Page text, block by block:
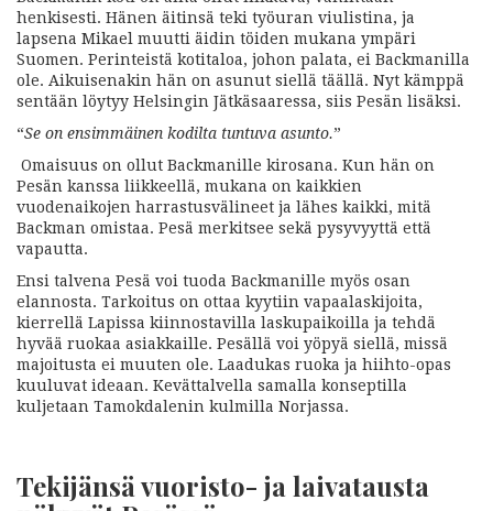
henkisesti. Hänen äitinsä teki työuran viulistina, ja
lapsena Mikael muutti äidin töiden mukana ympäri
Suomen. Perinteistä kotitaloa, johon palata, ei Backmanilla
ole. Aikuisenakin hän on asunut siellä täällä. Nyt kämppä
sentään löytyy Helsingin Jätkäsaaressa, siis Pesän lisäksi.
“Se on ensimmäinen kodilta tuntuva asunto.”
Omaisuus on ollut Backmanille kirosana. Kun hän on
Pesän kanssa liikkeellä, mukana on kaikkien
vuodenaikojen harrastusvälineet ja lähes kaikki, mitä
Backman omistaa. Pesä merkitsee sekä pysyvyyttä että
vapautta.
Ensi talvena Pesä voi tuoda Backmanille myös osan
elannosta. Tarkoitus on ottaa kyytiin vapaalaskijoita,
kierrellä Lapissa kiinnostavilla laskupaikoilla ja tehdä
hyvää ruokaa asiakkaille. Pesällä voi yöpyä siellä, missä
majoitusta ei muuten ole. Laadukas ruoka ja hiihto-opas
kuuluvat ideaan. Kevättalvella samalla konseptilla
kuljetaan Tamokdalenin kulmilla Norjassa.
Tekijänsä vuoristo- ja laivatausta